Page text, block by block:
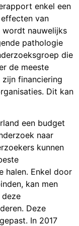
enkel een
van
wordt nauwelijks
pathologie
die
de meeste
financiering
Dit kan
een budget
naar
kunnen
halen. Enkel door
kan men
deze
Deze
In 2017